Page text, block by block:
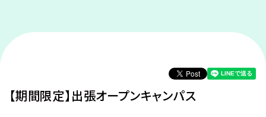
【期間限定】出張オープンキャンパス